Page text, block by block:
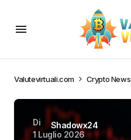
Valutevirtuali.com Crypto News
Di
Shadowx24
1 Luglio 2026